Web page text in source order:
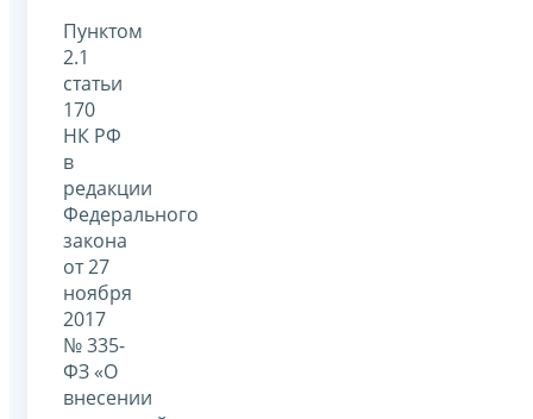
Пунктом
2.1
статьи
170
НК РФ
в
редакции
Федерального
закона
от 27
ноября
2017
№ 335-
ФЗ «О
внесении